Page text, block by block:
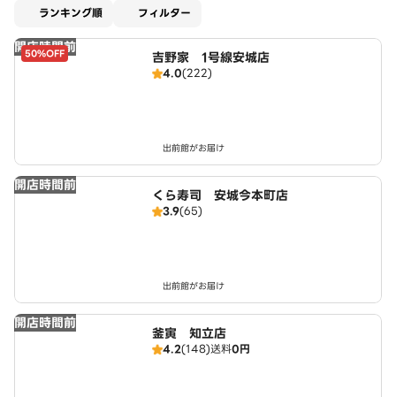
ランキング順 フィルター
開店時間前
50%OFF 吉野家 1号線安城店
4.0(222)
出前館がお届け
開店時間前
くら寿司 安城今本町店
3.9(65)
出前館がお届け
開店時間前
釜寅 知立店
4.2(148)送料0円